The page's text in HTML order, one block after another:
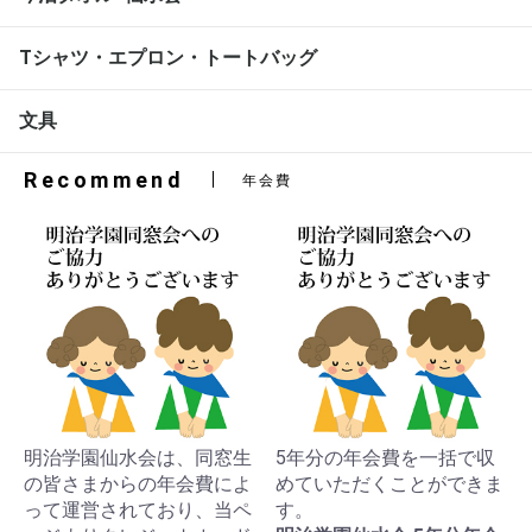
Tシャツ・エプロン・トートバッグ
文具
Recommend 年会費
明治学園仙水会は、同窓生
の皆さまからの年会費によ
って運営されており、当ペ
5年分の年会費を一括で収
めていただくことができま
す。